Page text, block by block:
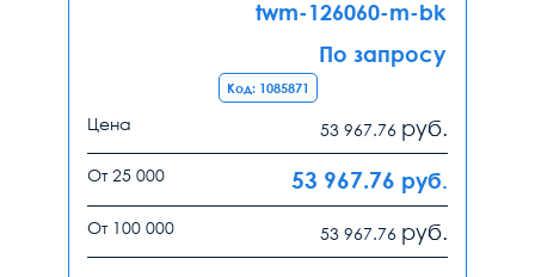
twm-126060-m-bk
По запросу
Код: 1085871
Цена 53 967.76 руб.
От 25 000 53 967.76 руб.
От 100 000 53 967.76 руб.